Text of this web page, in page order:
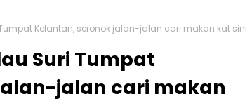
Kelantan, seronok jalan-jalan cari makan kat sini
Suri Tumpat
jalan cari makan